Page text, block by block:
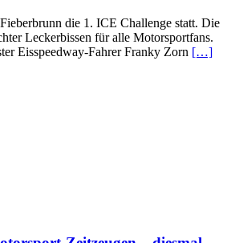
die 1. ICE Challenge statt. Die
Leckerbissen für alle Motorsportfans.
Eisspeedway-Fahrer Franky Zorn […]